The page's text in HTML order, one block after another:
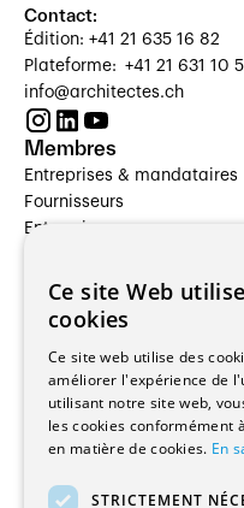
Contact:
Édition: +41 21 635 16 82
Plateforme: +41 21 631 10
info@architectes.ch
Membres
Entreprises & mandataires
Fournisseurs
Entreprises
Architectes paysagistes
Architectes d'intérieur
Entreprises générales
Ingénieurs et mandataires
Fabricants / Fournisseurs
Régies immobilières
Ce site Web
cookies
Ce site web utilise des
améliorer l'expérience de
utilisant notre site web,
les cookies conformément
en matière de cookies. En
STRICTEMENT